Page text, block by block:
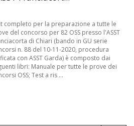
completo per la preparazione a tutte le
del concorso per 82 OSS presso l'ASST
di Chiari (bando in GU serie
n. 88 del 10-11-2020, procedura
con ASST Garda) è composto dai
libri: Manuale per tutte le prove dei
OSS; Test a ris ...